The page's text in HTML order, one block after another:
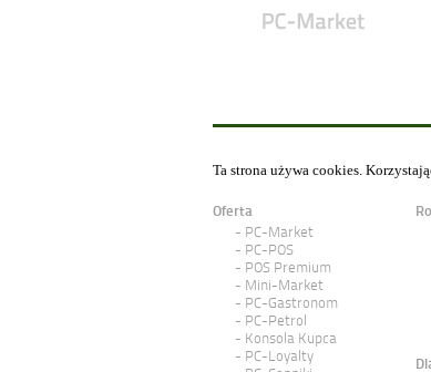
Ta strona używa cookies.
Oferta
PC-Market
PC-POS
POS Premium
Mini-Market
PC-Gastronom
PC-Petrol
Konsola Kupca
PC-Loyalty